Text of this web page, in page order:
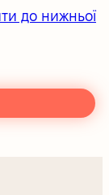
до нижньої